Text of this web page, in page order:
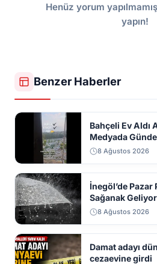
Henüz yorum
yapın!
Benzer Haberler
Bahçeli Ev Aldı
Medyada
8 Ağustos 2026
İnegöl’de Pazar
Sağanak Geliyor
8 Ağustos 2026
Damat adayı
cezaevine girdi